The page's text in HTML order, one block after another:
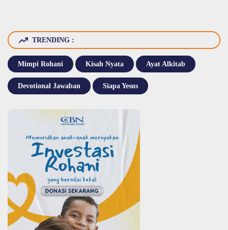
TRENDING :
Mimpi Rohani Kisah Nyata Ayat Alkitab
Devotional Jawaban Siapa Yesus